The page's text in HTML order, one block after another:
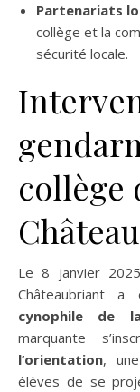
Partenariats
collège et la
sécurité locale.
collège
Le 8 janvier
Châteaubriant a
cynophile de
marquante
l’orientation,
élèves de se